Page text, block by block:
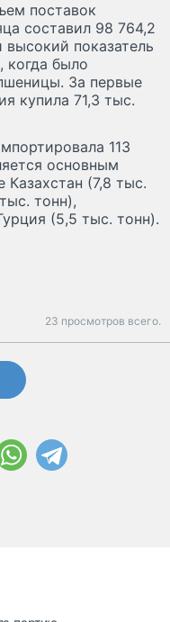
поставок
составил 98 764,2
показатель
когда было
За первые
купила 71,3 тыс.
113
основным
(7,8 тыс.
тонн),
(5,5 тыс. тонн).
23 просмотров всего.